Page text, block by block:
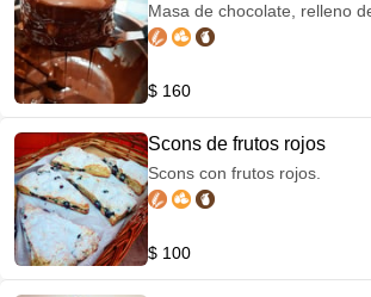
Masa de chocolate, relleno
$ 160
Scons de frutos rojos
Scons con frutos rojos.
$ 100